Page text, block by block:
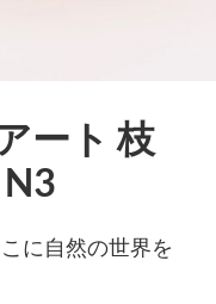
ート 枝
に自然の世界を